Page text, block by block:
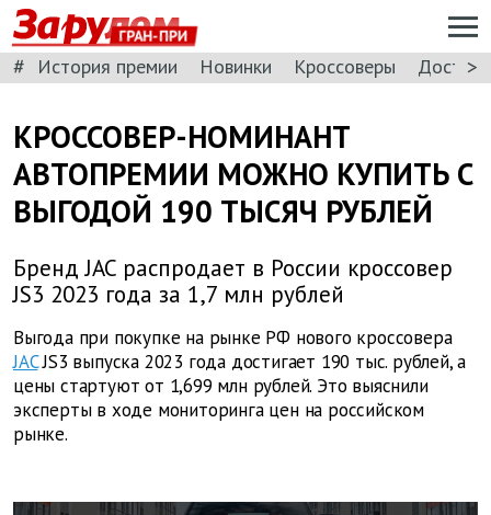
ГРАН-ПРИ
# История премии Новинки Кроссоверы >
КРОССОВЕР-НОМИНАНТ
АВТОПРЕМИИ МОЖНО КУПИТЬ С
ВЫГОДОЙ 190 ТЫСЯЧ РУБЛЕЙ
Бренд JAC распродает в России кроссовер
JS3 2023 года за 1,7 млн рублей
Выгода при покупке на рынке РФ нового кроссовера
JACJS3 выпуска 2023 года достигает 190 тыс. рублей, а
цены стартуют от 1,699 млн рублей. Это выяснили
эксперты в ходе мониторинга цен на российском
рынке.